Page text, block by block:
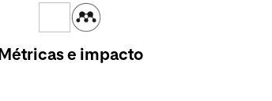
Métricas e impacto